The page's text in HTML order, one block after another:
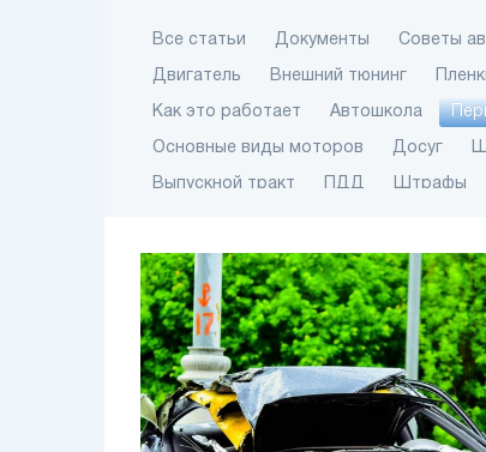
Все статьи Документы Советы
Двигатель Внешний тюнинг
Как это работает Автошкола
Основные виды моторов Досуг
Выпускной тракт ПДД Штрафы
Подвеска Дизельный двигатель
АКБ Кузов Выбираем автомобиль
Тормозная система Дисковые
Рулевое управление Трансмиссия и
Электрооборудование Шины и
Техническое состояние Марки